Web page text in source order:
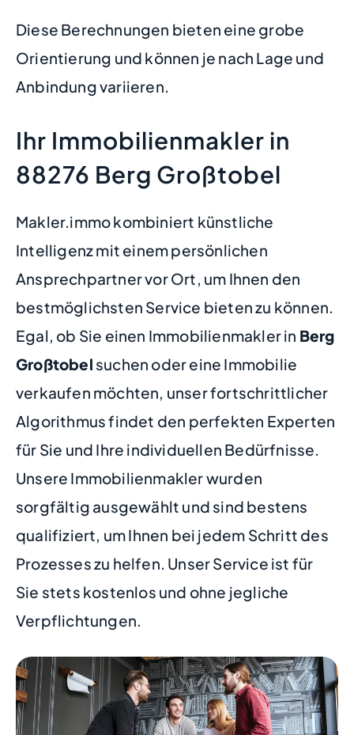
Diese Berechnungen bieten eine grobe
Orientierung und können je nach Lage und
Anbindung variieren.
Ihr Immobilienmakler in
88276 Berg Großtobel
Makler.immo kombiniert künstliche
Intelligenz mit einem persönlichen
Ansprechpartner vor Ort, um Ihnen den
bestmöglichsten Service bieten zu können.
Egal, ob Sie einen Immobilienmakler in Berg
Großtobel suchen oder eine Immobilie
verkaufen möchten, unser fortschrittlicher
Algorithmus findet den perfekten Experten
für Sie und Ihre individuellen Bedürfnisse.
Unsere Immobilienmakler wurden
sorgfältig ausgewählt und sind bestens
qualifiziert, um Ihnen bei jedem Schritt des
Prozesses zu helfen. Unser Service ist für
Sie stets kostenlos und ohne jegliche
Verpflichtungen.